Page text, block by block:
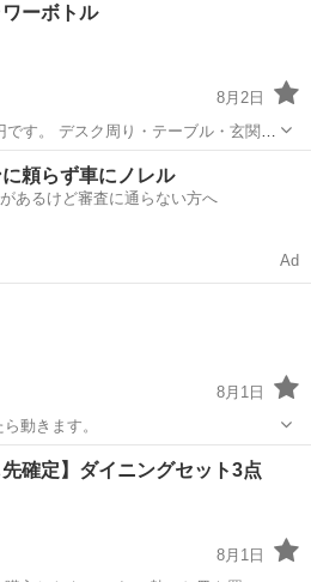
ワーボトル
8月2日
ル・玄関や
(スタンド)は付
せん、ご了承ください。 よろしくお願いいたします。
田駅 インテリア雑貨/小物
頼らず車にノレル
あるけど審査に通らない方へ
Ad
8月1日
動きます。
大門駅 時計
先確定】ダイニングセット3点
8月1日